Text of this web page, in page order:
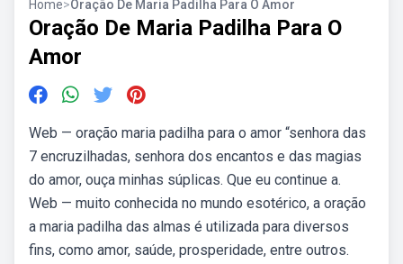
Home>Oração De Maria Padilha Para O Amor
Oração De Maria Padilha Para O
Amor
Web — oração maria padilha para o amor “senhora das
7 encruzilhadas, senhora dos encantos e das magias
do amor, ouça minhas súplicas. Que eu continue a.
Web — muito conhecida no mundo esotérico, a oração
a maria padilha das almas é utilizada para diversos
fins, como amor, saúde, prosperidade, entre outros.